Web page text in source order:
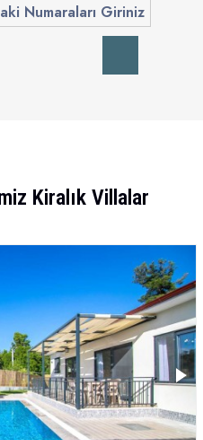
Kiralık Villalar